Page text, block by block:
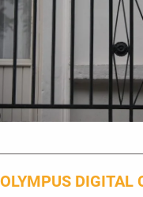
OLYMPUS DIGITAL